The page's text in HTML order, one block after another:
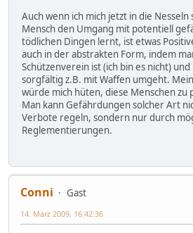
Auch wenn ich mich jetzt in die Nesseln
Mensch den Umgang mit potentiell
tödlichen Dingen lernt, ist etwas
auch in der abstrakten Form, indem
Schützenverein ist (ich bin es nicht)
sorgfältig z.B. mit Waffen umgeht.
würde mich hüten, diese Menschen zu
Man kann Gefährdungen solcher Art
Verbote regeln, sondern nur durch
Reglementierungen.
Conni
Gast
14. März 2009, 16:42:36